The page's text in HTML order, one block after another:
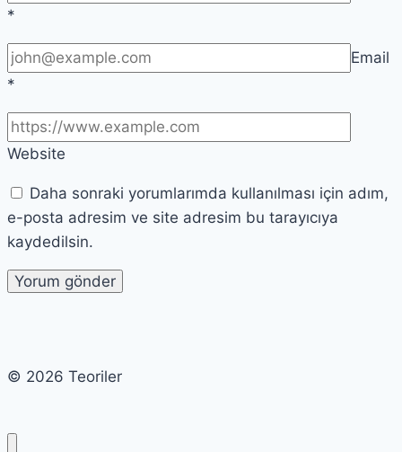
*
Email
*
Website
Daha sonraki yorumlarımda kullanılması için adım,
e-posta adresim ve site adresim bu tarayıcıya
kaydedilsin.
© 2026 Teoriler